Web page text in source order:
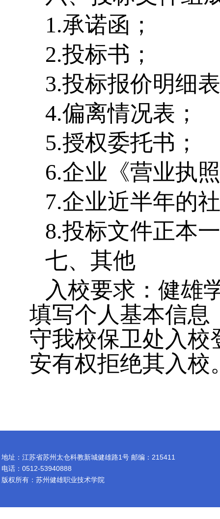
1.承诺函；
2.投标书；
3.投标报价明细
4.偏离情况表；
5.授权委托书；
6.企业《营业执
7.企业近半年的
8.投标文件正本
七、 其他
入校要求： 健雄
填写个人基本信息
守我校保卫处入校
安有权拒绝其入校
地址：江苏省苏州太仓科教新城健雄路1号 邮编：215411
电话：0512-53940888
版权所有：苏州健雄职业技术学院